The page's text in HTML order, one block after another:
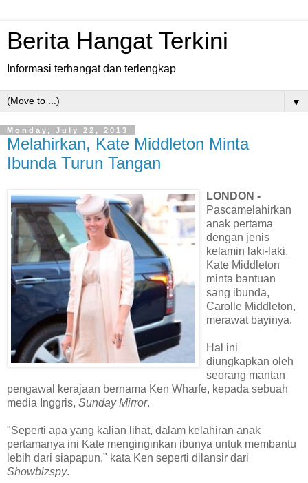
Berita Hangat Terkini
Informasi terhangat dan terlengkap
▼
Monday, July 22, 2013
Melahirkan, Kate Middleton Minta
Ibunda Turun Tangan
LONDON -
Pascamelahirkan
anak pertama
dengan jenis
kelamin laki-laki,
Kate Middleton
minta bantuan
sang ibunda,
Carolle Middleton,
merawat bayinya.
Hal ini
diungkapkan oleh
seorang mantan
pengawal kerajaan bernama Ken Wharfe, kepada sebuah
media Inggris, Sunday Mirror.
"Seperti apa yang kalian lihat, dalam kelahiran anak
pertamanya ini Kate menginginkan ibunya untuk membantu
lebih dari siapapun," kata Ken seperti dilansir dari
Showbizspy.